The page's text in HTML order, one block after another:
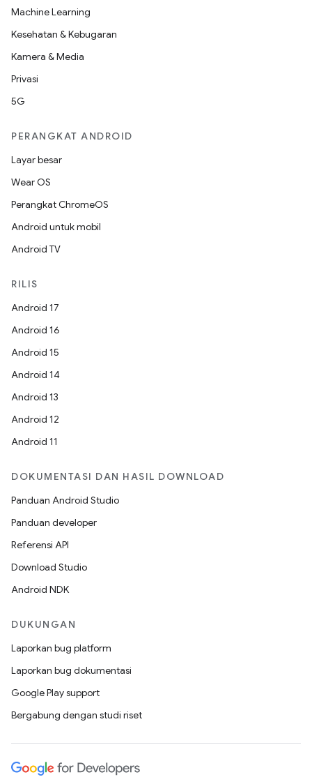
Machine Learning
Kesehatan & Kebugaran
Kamera & Media
Privasi
5G
PERANGKAT ANDROID
Layar besar
Wear OS
Perangkat ChromeOS
Android untuk mobil
Android TV
RILIS
Android 17
Android 16
Android 15
Android 14
Android 13
Android 12
Android 11
DOKUMENTASI DAN HASIL DOWNLOAD
Panduan Android Studio
Panduan developer
Referensi API
Download Studio
Android NDK
DUKUNGAN
Laporkan bug platform
Laporkan bug dokumentasi
Google Play support
Bergabung dengan studi riset